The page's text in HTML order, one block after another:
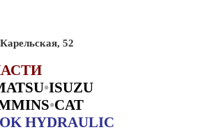
52
•ISUZU
•CAT
HYDRAULIC